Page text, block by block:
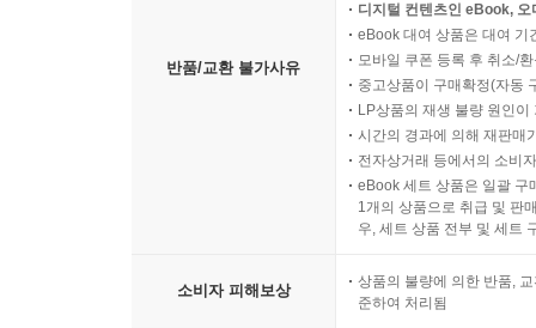
반품/교환 불가사유
디지털 컨텐츠인 eBook,
eBook 대여 상품은 대여 기
모바일 쿠폰 등록 후 취소/
중고상품이 구매확정(자동
LP상품의 재생 불량 원인
시간의 경과에 의해 재판매
전자상거래 등에서의 소비
eBook 세트 상품은 일괄 구
1개의 상품으로 취급 및 판
우, 세트 상품 전부 및 세트
소비자 피해보상
상품의 불량에 의한 반품,
준하여 처리됨